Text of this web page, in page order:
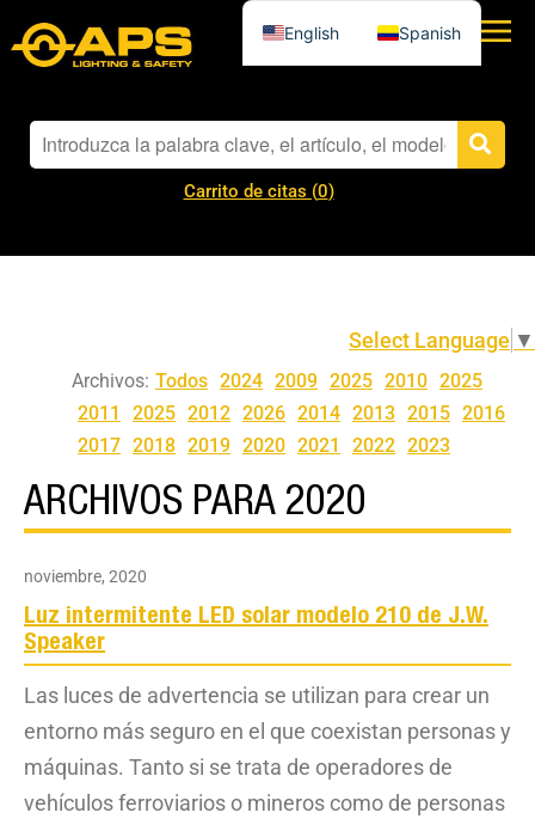
Carrito de citas (0)
Select Language ▼
Archivos: Todos 2024 2009 2025 2010 2025
2011
2025 2012 2026 2014 2013 2015 2016
2017 2018 2019 2020 2021 2022 2023
ARCHIVOS PARA 2020
noviembre, 2020
Luz intermitente LED solar modelo 210 de J.W.
Speaker
Las luces de advertencia se utilizan para crear un
entorno más seguro en el que coexistan personas y
máquinas. Tanto si se trata de operadores de
vehículos ferroviarios o mineros como de personas
English Spanish